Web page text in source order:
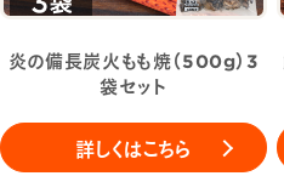
炎の備長炭火もも焼（500g）3
袋セット
詳しくはこちら